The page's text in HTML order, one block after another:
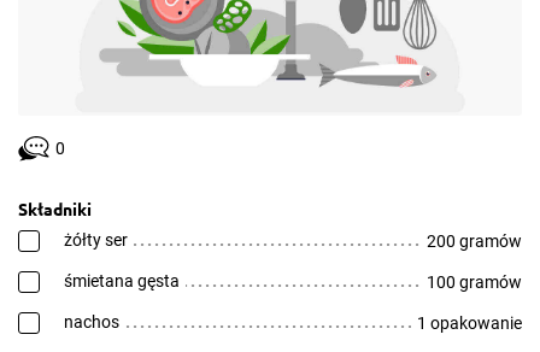
0
Składniki
żółty ser 200 gramów
śmietana gęsta 100 gramów
nachos 1 opakowanie